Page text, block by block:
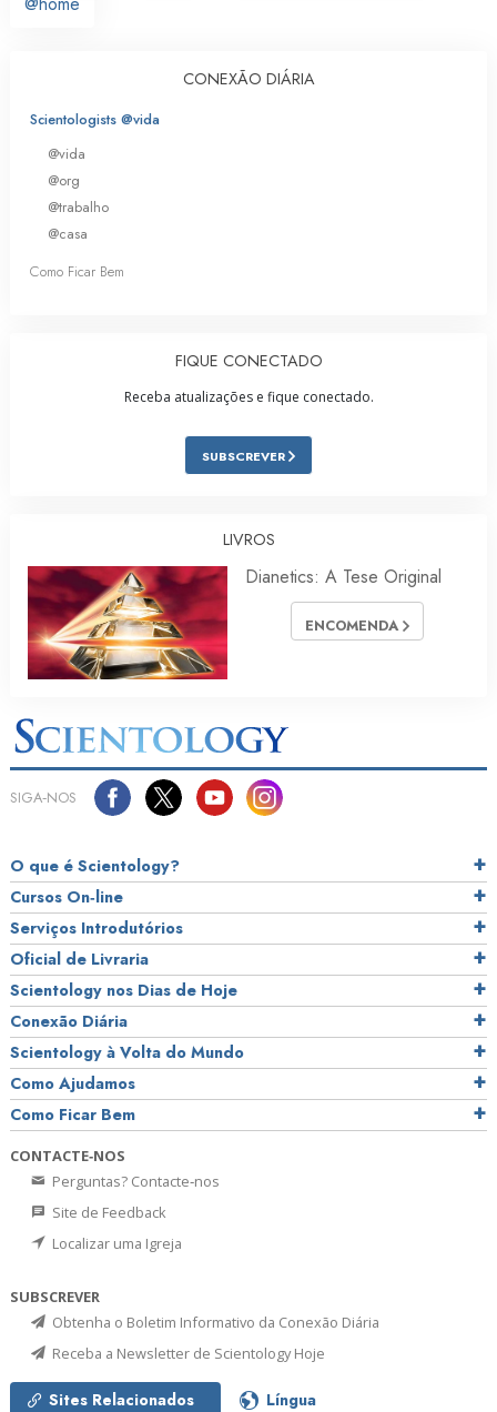
CONEXÃO DIÁRIA
Scientologists @vida
@vida
@org
@trabalho
@casa
Como Ficar Bem
FIQUE CONECTADO
Receba atualizações e fique conectado.
SUBSCREVER
LIVROS
Dianetics: A Tese Original
ENCOMENDA
SIGA‑NOS
O que é Scientology?
Cursos On‑line
Serviços Introdutórios
Oficial de Livraria
Scientology nos Dias de Hoje
Conexão Diária
Scientology à Volta do Mundo
Como Ajudamos
Como Ficar Bem
CONTACTE‑NOS
Perguntas? Contacte‑nos
Site de Feedback
Localizar uma Igreja
SUBSCREVER
Obtenha o Boletim Informativo da Conexão Diária
Receba a Newsletter de Scientology Hoje
Sites Relacionados Língua